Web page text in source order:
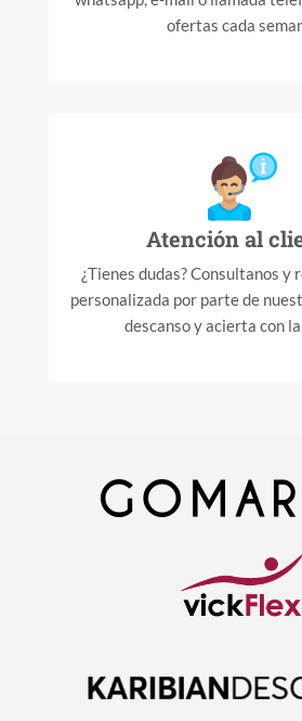
ofertas cada
Atención al
¿Tienes dudas? Consultanos y
personalizada por parte de
descanso y acierta con